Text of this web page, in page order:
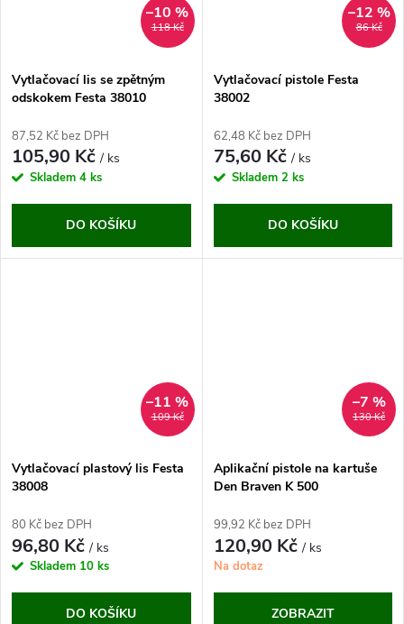
118 Kč
–10 %
Vytlačovací lis se zpětným
odskokem Festa 38010
87,52 Kč bez DPH
105,90 Kč/ ks
Skladem 4 ks
DO KOŠÍKU
86 Kč
–12 %
Vytlačovací pistole Festa
38002
62,48 Kč bez DPH
75,60 Kč/ ks
Skladem 2 ks
DO KOŠÍKU
109 Kč
–11 %
Vytlačovací plastový lis Festa
38008
80 Kč bez DPH
96,80 Kč/ ks
Skladem 10 ks
DO KOŠÍKU
130 Kč
–7 %
Aplikační pistole na kartuše
Den Braven K 500
99,92 Kč bez DPH
120,90 Kč/ ks
Na dotaz
ZOBRAZIT